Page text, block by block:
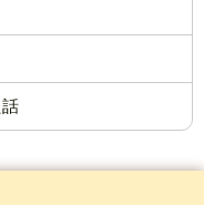
by PORTALS